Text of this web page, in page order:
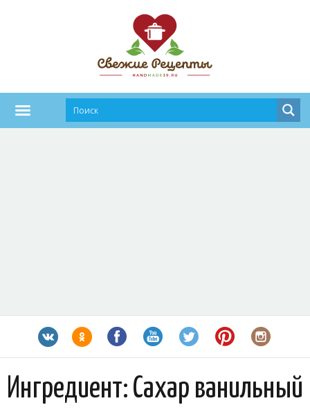
Ингредиент: Сахар ванильный